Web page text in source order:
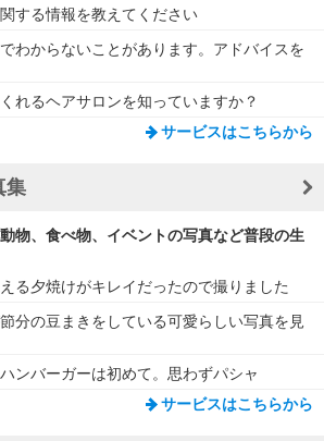
する情報を教えてください
わからないことがあります。アドバイスを
れるヘアサロンを知っていますか？
サービスはこちらから
集
物、食べ物、イベントの写真など普段の生
る夕焼けがキレイだったので撮りました
分の豆まきをしている可愛らしい写真を見
ンバーガーは初めて。思わずパシャ
サービスはこちらから